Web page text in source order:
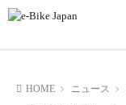
HOME ニュース